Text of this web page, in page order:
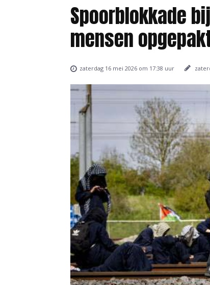
Spoorblokkade
mensen
zaterdag 16 mei 2026 om 17:38 uur